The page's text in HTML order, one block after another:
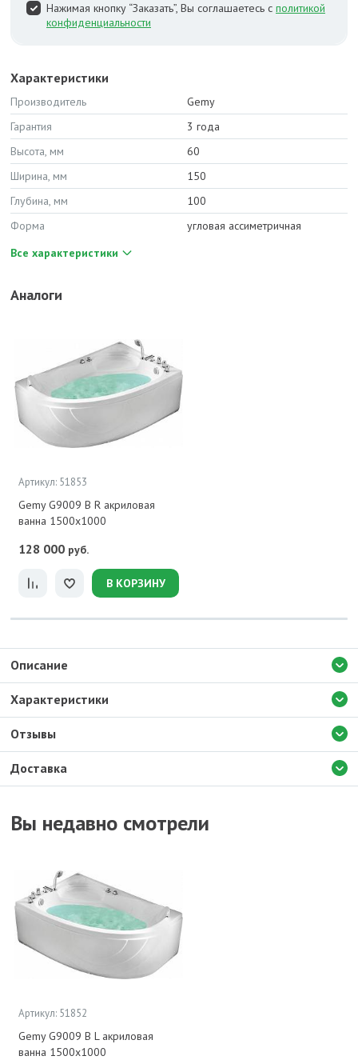
Нажимая кнопку “Заказать”, Вы соглашаетесь с политикой
конфиденциальности
Характеристики
Производитель
Gemy
Гарантия
3 года
Высота, мм
60
Ширина, мм
150
Глубина, мм
100
Форма
угловая ассиметричная
Все характеристики
Аналоги
Артикул: 51853
Gemy G9009 B R акриловая
ванна 1500x1000
128 000 руб.
В КОРЗИНУ
Доставка
Описание
Характеристики
Отзывы
Вы недавно смотрели
Артикул: 51852
Gemy G9009 B L акриловая
ванна 1500x1000